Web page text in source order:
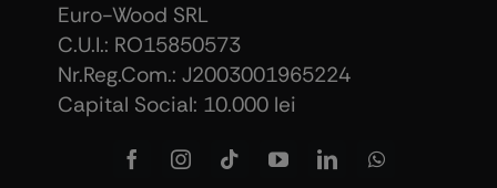
Euro-Wood SRL
C.U.I.: RO15850573
Nr.Reg.Com.: J2003001965224
Capital Social: 10.000 lei